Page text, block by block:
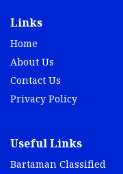
Links
Home
About Us
Contact Us
Privacy Policy
Useful Links
Bartaman Classified